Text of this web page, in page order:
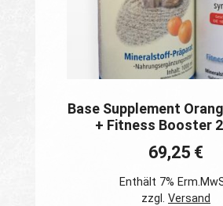
Base Supplement
+ Fitness Booster
69,25 €
Enthält 7%
zzgl. Versand